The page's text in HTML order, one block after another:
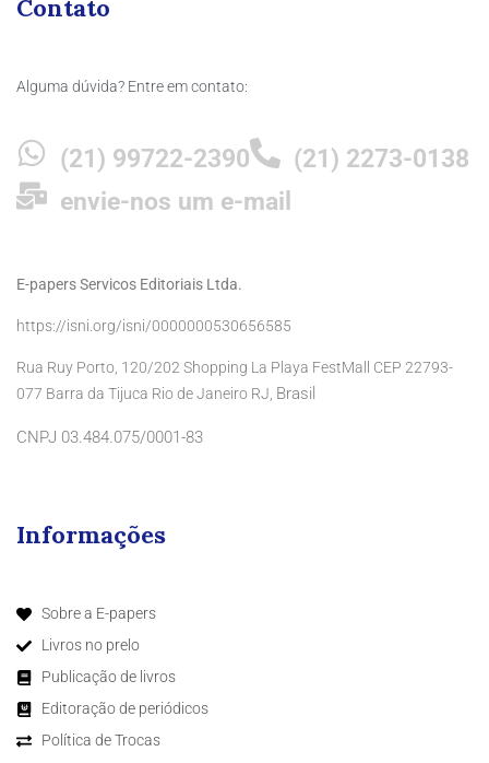
Contato
Alguma dúvida? Entre em contato:
(21) 99722-2390
(21) 2273-0138
envie-nos um e-mail
E-papers Servicos Editoriais Ltda.
https://isni.org/isni/0000000530656585
Rua Ruy Porto, 120/202 Shopping La Playa FestMall CEP 22793-
077 Barra da Tijuca Rio de Janeiro RJ, Brasil
CNPJ 03.484.075/0001-83
Informações
Sobre a E-papers
Livros no prelo
Publicação de livros
Editoração de periódicos
Política de Trocas